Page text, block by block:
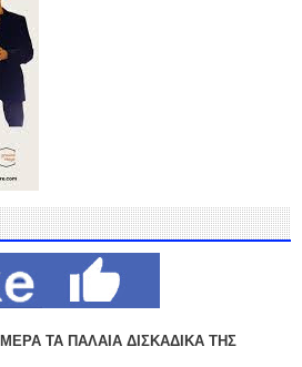
ΤΑ ΠΑΛΑΙΑ ΔΙΣΚΑΔΙΚΑ ΤΗΣ